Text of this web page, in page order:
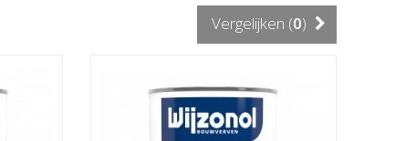
Vergelijken (0)